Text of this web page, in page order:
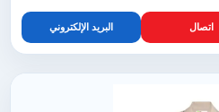
اتصال البريد الإلكتروني